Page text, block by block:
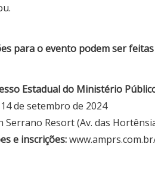
para o evento podem ser
Estadual do Ministério
de setembro de 2024
Serrano Resort (Av. das
e inscrições: